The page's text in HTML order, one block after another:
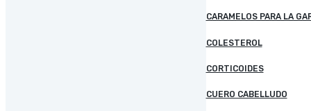
CARAMELOS PARA LA
COLESTEROL
CORTICOIDES
CUERO CABELLUDO